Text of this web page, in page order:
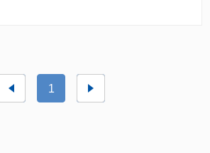
1